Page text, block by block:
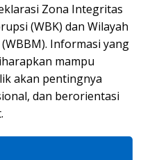
Zona Integritas
(WBK) dan Wilayah
Informasi yang
mampu
akan pentingnya
dan berorientasi